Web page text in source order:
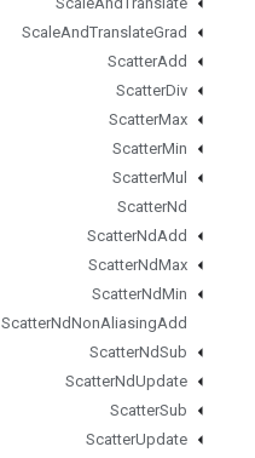
ScaleAndTranslateGrad
ScatterAdd
ScatterDiv
ScatterMax
ScatterMin
ScatterMul
ScatterNd
ScatterNdAdd
ScatterNdMax
ScatterNdMin
ScatterNdNonAliasingAdd
ScatterNdSub
ScatterNdUpdate
ScatterSub
ScatterUpdate